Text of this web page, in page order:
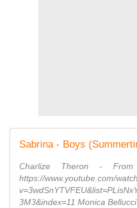
Sabrina - Boys
Charlize Theron -
https://www.youtube.com/
3M3&index=11 Monica